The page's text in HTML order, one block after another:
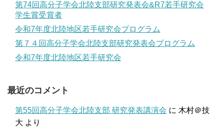
第74回高分子学会北陸支部研究発表会&R7若手研究会
学生賞受賞者
令和7年度北陸地区若手研究会プログラム
第７４回高分子学会北陸支部研究発表会プログラム
令和7年度北陸地区若手研究会
最近のコメント
第55回高分子学会北陸支部 研究発表講演会 に 木村＠技
大 より